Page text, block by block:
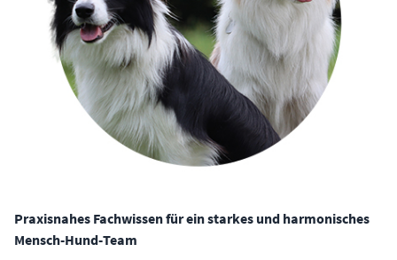
Praxisnahes Fachwissen für ein starkes und harmonisches
Mensch-Hund-Team